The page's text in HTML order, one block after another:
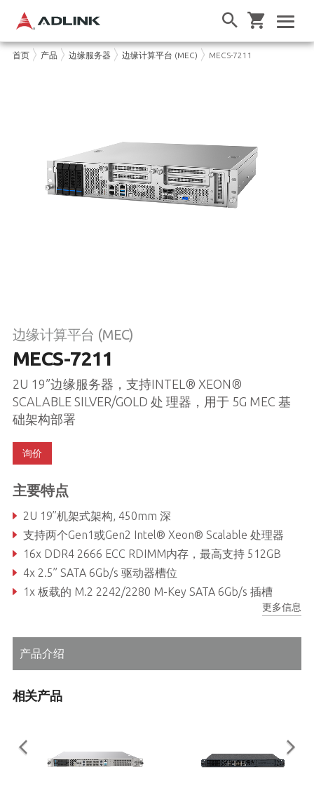
首页 产品 边缘服务器 边缘计算平台 (MEC) MECS-7211
边缘计算平台 (MEC)
MECS-7211
2U 19”边缘服务器，支持INTEL® XEON®
SCALABLE SILVER/GOLD 处 理器，用于 5G MEC 基
础架构部署
询价
主要特点
2U 19’’机架式架构, 450mm 深
支持两个Gen1或Gen2 Intel® Xeon® Scalable 处理器
16x DDR4 2666 ECC RDIMM内存，最高支持 512GB
4x 2.5” SATA 6Gb/s 驱动器槽位
1x 板载的 M.2 2242/2280 M-Key SATA 6Gb/s 插槽
4x PCIe x16 Gen3 FHFL 接口, 1x PCIe x8 Gen3 HHHL 接口更多信息
产品介绍
相关产品